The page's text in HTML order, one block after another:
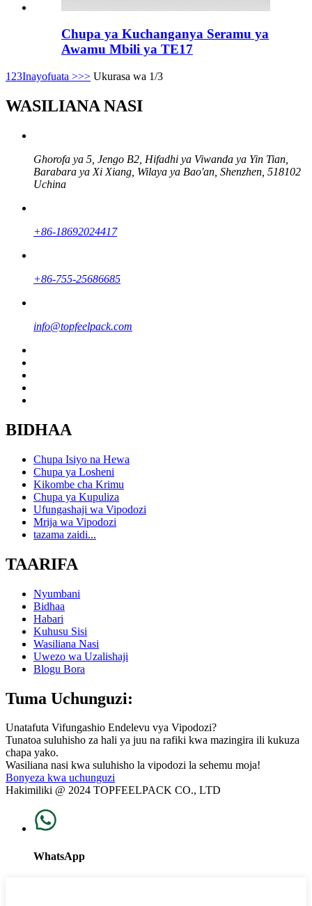
Chupa ya Kuchanganya Seramu ya
Awamu Mbili ya TE17
1 23Inayofuata >>> Ukurasa wa 1/3
WASILIANA NASI
Ghorofa ya 5, Jengo B2, Hifadhi ya Viwanda ya Yin Tian, ​​
Barabara ya Xi Xiang, Wilaya ya Bao'an, Shenzhen, 518102
Uchina
+86-18692024417
+86-755-25686685
info@topfeelpack.com
BIDHAA
Chupa Isiyo na Hewa
Chupa ya Losheni
Kikombe cha Krimu
Chupa ya Kupuliza
Ufungashaji wa Vipodozi
Mrija wa Vipodozi
tazama zaidi...
TAARIFA
Nyumbani
Bidhaa
Habari
Kuhusu Sisi
Wasiliana Nasi
Uwezo wa Uzalishaji
Blogu Bora
Tuma Uchunguzi:
Unatafuta Vifungashio Endelevu vya Vipodozi?
Tunatoa suluhisho za hali ya juu na rafiki kwa mazingira ili kukuza
chapa yako.
Wasiliana nasi kwa suluhisho la vipodozi la sehemu moja!
Bonyeza kwa uchunguzi
Hakimiliki @ 2024 TOPFEELPACK CO., LTD
WhatsApp